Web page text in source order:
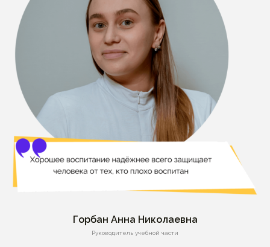
Горбан Анна Николаевна
Руководитель учебной части